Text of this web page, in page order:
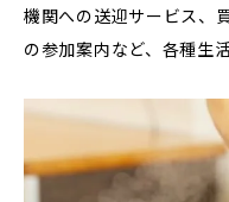
機関への送迎サービス、
の参加案内など、各種生